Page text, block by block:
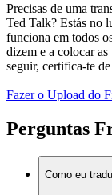
Precisas de uma
Ted Talk? Estás no
funciona em todos
dizem e a colocar
seguir, certifica-te
Fazer o Upload do
Perguntas
Como eu